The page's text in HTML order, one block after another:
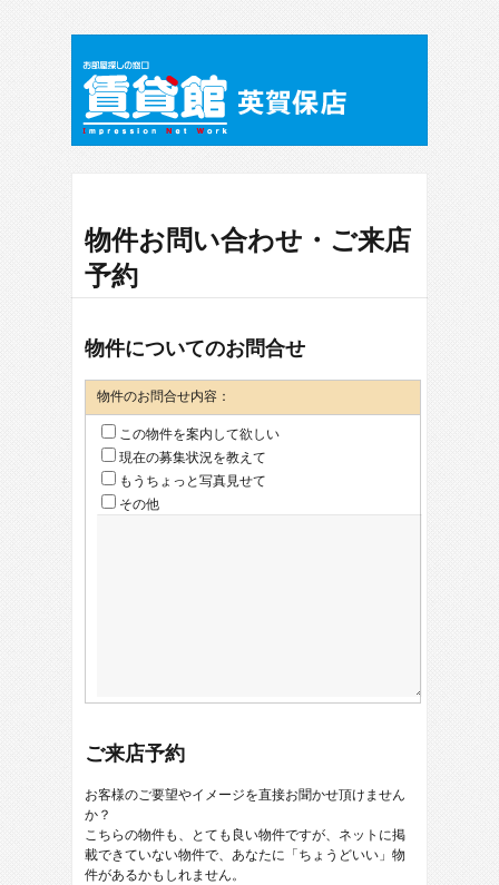
物件お問い合わせ・ご来店
予約
物件についてのお問合せ
物件のお問合せ内容：
この物件を案内して欲しい
現在の募集状況を教えて
もうちょっと写真見せて
その他
ご来店予約
お客様のご要望やイメージを直接お聞かせ頂けません
か？
こちらの物件も、とても良い物件ですが、ネットに掲
載できていない物件で、あなたに「ちょうどいい」物
件があるかもしれません。